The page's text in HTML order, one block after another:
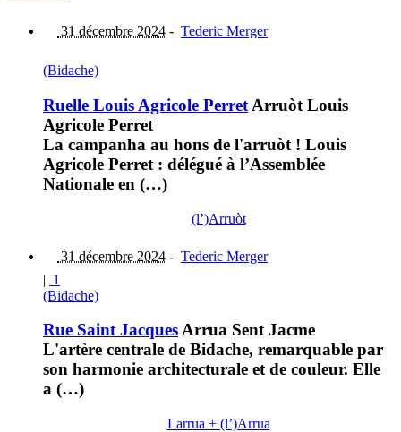
31 décembre 2024 - Tederic Merger
(Bidache)
Ruelle Louis Agricole Perret Arruòt Louis
Agricole Perret
La campanha au hons de l'arruòt ! Louis
Agricole Perret : délégué à l’Assemblée
Nationale en (…)
(l’)Arruòt
31 décembre 2024 - Tederic Merger
| 1
(Bidache)
Rue Saint JacquesArrua Sent Jacme
L'artère centrale de Bidache, remarquable par
son harmonie architecturale et de couleur. Elle
a (…)
Larrua + (l’)Arrua